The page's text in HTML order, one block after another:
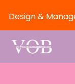
Design &